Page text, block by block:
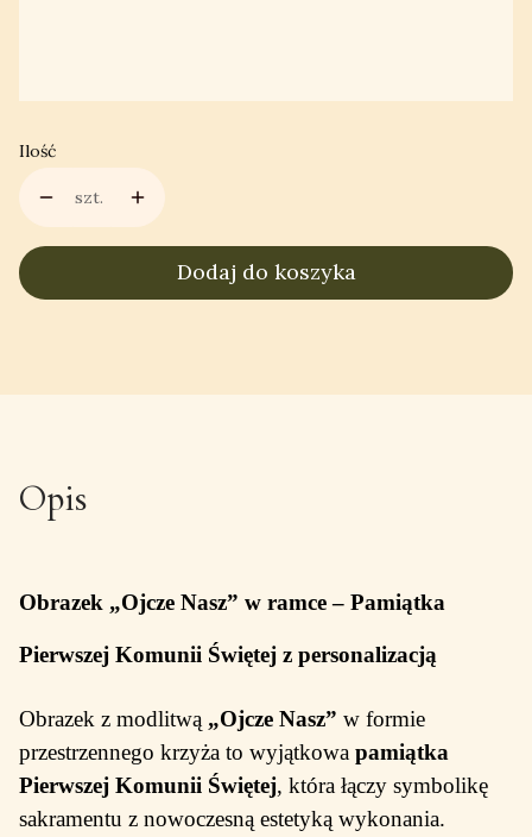
Ilość
szt.
Dodaj do koszyka
Opis
Obrazek „Ojcze Nasz” w ramce – Pamiątka
Pierwszej Komunii Świętej z personalizacją
Obrazek z modlitwą „Ojcze Nasz” w formie
przestrzennego krzyża to wyjątkowa pamiątka
Pierwszej Komunii Świętej, która łączy symbolikę
sakramentu z nowoczesną estetyką wykonania.